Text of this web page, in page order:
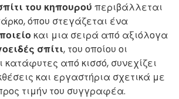
του κηπουρού περιβάλλεται
όπου στεγάζεται ένα
και μια σειρά από αξιόλογα
σπίτι, του οποίου οι
κατάφυτες από κισσό, συνεχίζει
και εργαστήρια σχετικά με
τιμήν του συγγραφέα.